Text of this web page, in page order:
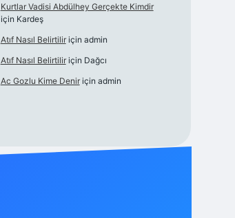
Kurtlar Vadisi Abdülhey Gerçekte Kimdir
için Kardeş
Atıf Nasıl Belirtiliriçin admin
Atıf Nasıl Belirtiliriçin Dağcı
Ac Gozlu Kime Deniriçin admin